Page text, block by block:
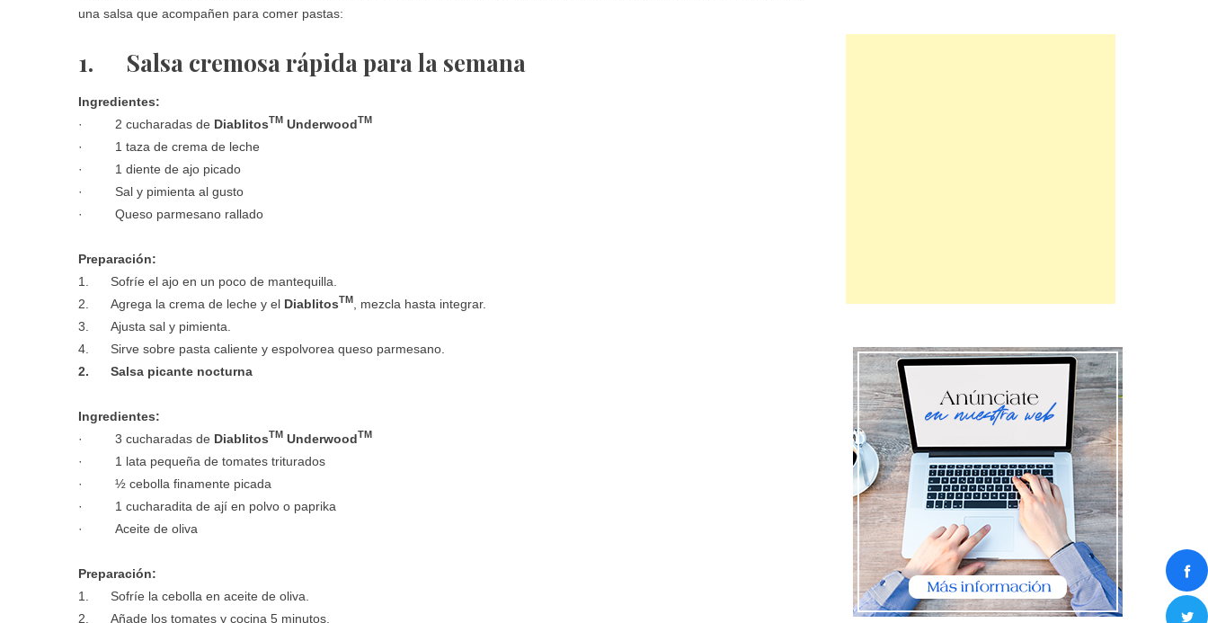
una salsa que acompañen para comer pastas:
1. Salsa cremosa rápida para la semana
Ingredientes:
· 2 cucharadas de DiablitosTM UnderwoodTM
· 1 taza de crema de leche
· 1 diente de ajo picado
· Sal y pimienta al gusto
· Queso parmesano rallado
Preparación:
1. Sofríe el ajo en un poco de mantequilla.
2. Agrega la crema de leche y el DiablitosTM
, mezcla hasta integrar.
3. Ajusta sal y pimienta.
4. Sirve sobre pasta caliente y espolvorea queso parmesano.
2. Salsa picante nocturna
Ingredientes:
· 3 cucharadas de DiablitosTM UnderwoodTM
· 1 lata pequeña de tomates triturados
· ½ cebolla finamente picada
· 1 cucharadita de ají en polvo o paprika
· Aceite de oliva
Preparación:
1. Sofríe la cebolla en aceite de oliva.
2. Añade los tomates y cocina 5 minutos.